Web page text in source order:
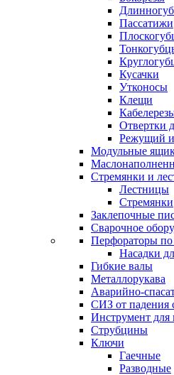
Пассатижи
Кусачки
Утконосы
Клещи
Отвертки
Режущий
Модульные
Стремянки и
Лестницы
Стремянки
Заклепочные
Сварочное
Перфораторы по
Насадки
Гибкие валы
Металлорукава
Аварийно-
СИЗ от падения
Инструмент для
Струбцины
Ключи
Гаечные
Разводные